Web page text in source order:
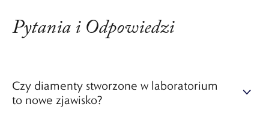
Pytania i Odpowiedzi
Czy diamenty stworzone w laboratorium
to nowe zjawisko?